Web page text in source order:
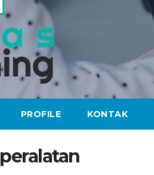
PROFILE KONTAK
peralatan